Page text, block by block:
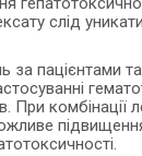
слід
за пацієнтами
При комбінації